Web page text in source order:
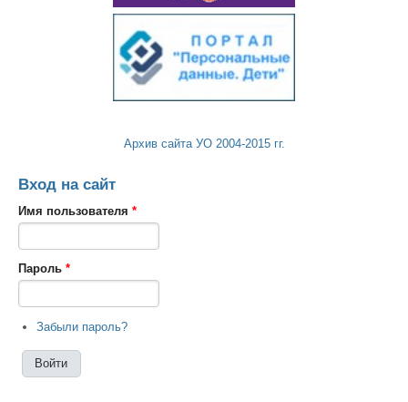
Архив сайта УО 2004-2015 гг.
Вход на сайт
Имя пользователя *
Пароль *
Забыли пароль?